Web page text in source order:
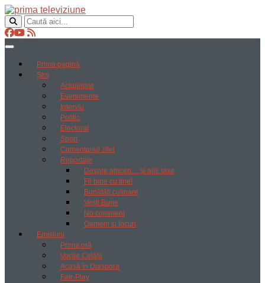
Prima pagină
Știri
Actualitate
Evenimente
Interviu
Politic
Electoral
Sport
Comentariul zilei
Reportaje
Despre afaceri… și alte taxe
Fii bine cu tine!
Bunătăți culinare
Vești Bune
No comment
Oameni si locuri
Emisiuni
Prima oră
Vocile Cetății
Acasă în Diaspora
Fair-Play